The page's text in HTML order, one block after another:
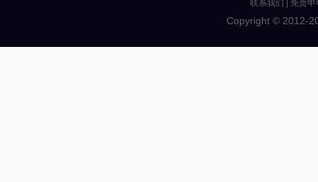
联系我们 免责申
Copyright © 2012-